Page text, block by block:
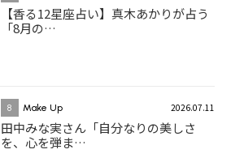
【香る12星座占い】真木あかりが占う
「8月の…
8 Make Up 2026.07.11
田中みな実さん「自分なりの美しさ
を、心を弾ま…